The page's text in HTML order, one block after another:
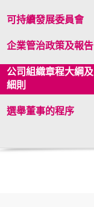
可持續發展委員會
企業管治政策及報告
公司組織章程大綱及
細則
選舉董事的程序